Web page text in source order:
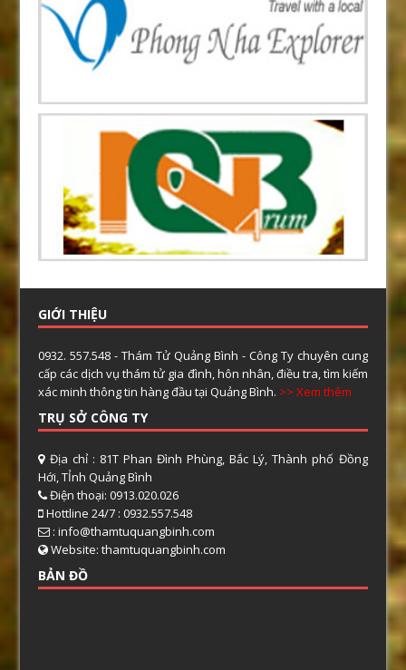
GIỚI THIỆU
0932. 557.548 - Thám Tử Quảng Bình - Công Ty chuyên cung
cấp các dịch vụ thám tử gia đình, hôn nhân, điều tra, tìm kiếm
xác minh thông tin hàng đầu tại Quảng Bình. >> Xem thêm
TRỤ SỞ CÔNG TY
Địa chỉ : 81T Phan Đình Phùng, Bắc Lý, Thành phố Đồng
Hới, TỈnh Quảng Bình
Điện thoại: 0913.020.026
Hottline 24/7 : 0932.557.548
: info@thamtuquangbinh.com
Website: thamtuquangbinh.com
BẢN ĐỒ